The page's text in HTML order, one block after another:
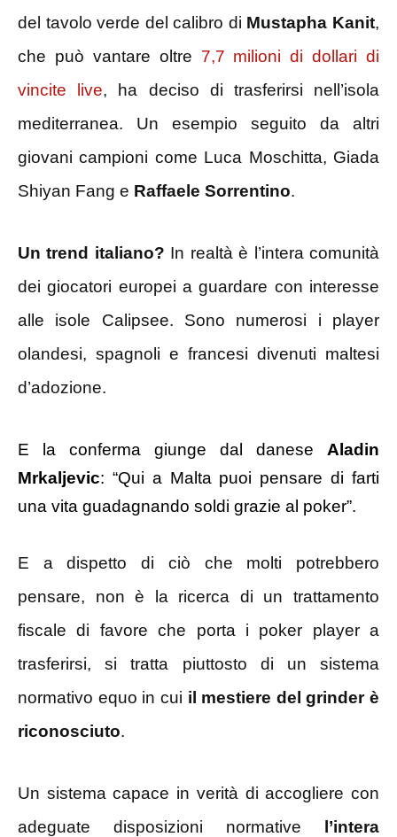
del tavolo verde del calibro di Mustapha Kanit,
che può vantare oltre 7,7 milioni di dollari di
vincite live, ha deciso di trasferirsi nell’isola
mediterranea. Un esempio seguito da altri
giovani campioni come Luca Moschitta, Giada
Shiyan Fang e Raffaele Sorrentino.
Un trend italiano? In realtà è l’intera comunità
dei giocatori europei a guardare con interesse
alle isole Calipsee. Sono numerosi i player
olandesi, spagnoli e francesi divenuti maltesi
d’adozione.
E la conferma giunge dal danese Aladin
Mrkaljevic: “Qui a Malta puoi pensare di farti
una vita guadagnando soldi grazie al poker”.
E a dispetto di ciò che molti potrebbero
pensare, non è la ricerca di un trattamento
fiscale di favore che porta i poker player a
trasferirsi, si tratta piuttosto di un sistema
normativo equo in cui il mestiere del grinder è
riconosciuto.
Un sistema capace in verità di accogliere con
adeguate disposizioni normative l’intera